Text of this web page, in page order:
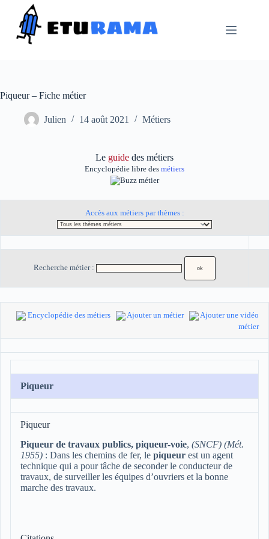
contenu
Piqueur – Fiche métier
Julien 14 août 2021 Métiers
Le guide des métiers
Encyclopédie libre des métiers
Accès aux métiers par thèmes :
Recherche métier :
Encyclopédie des métiers Ajouter un métier
Ajouter une vidéo
métier
Piqueur
Piqueur
Piqueur de travaux publics, piqueur-voie, (SNCF) (Mét.
1955) : Dans les chemins de fer, le piqueur est un agent
technique qui a pour tâche de seconder le conducteur de
travaux, de surveiller les équipes d’ouvriers et la bonne
marche des travaux.